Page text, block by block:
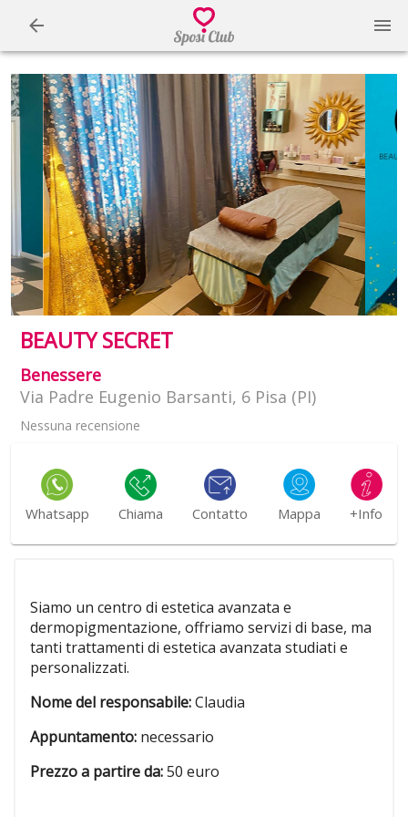
BEAUTY SECRET
Benessere
Via Padre Eugenio Barsanti, 6 Pisa (PI)
Nessuna recensione
Whatsapp Chiama Contatto Mappa +Info
Siamo un centro di estetica avanzata e
dermopigmentazione, offriamo servizi di base, ma
tanti trattamenti di estetica avanzata studiati e
personalizzati.
Nome del responsabile:Claudia
Appuntamento:necessario
Prezzo a partire da:50 euro